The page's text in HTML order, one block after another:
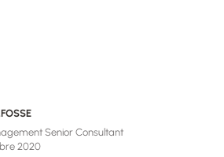
Senior Consultant
2020